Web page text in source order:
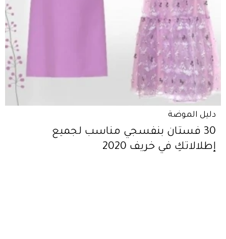
دليل الموضة
30 فستان بنفسجي مناسب لجميع
إطلالاتكِ في خريف 2020